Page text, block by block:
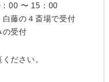
00 〜 15：00
藤の４斎場で受付
受付
ださい。